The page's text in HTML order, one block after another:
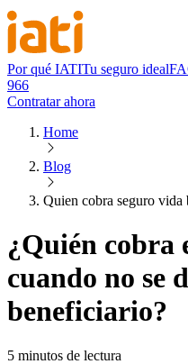
Por qué IATITu seguro ideal
966
Contratar ahora
Home
Blog
Quien cobra seguro vida
¿Quién cobra
cuando no se
beneficiario?
5 minutos de lectura